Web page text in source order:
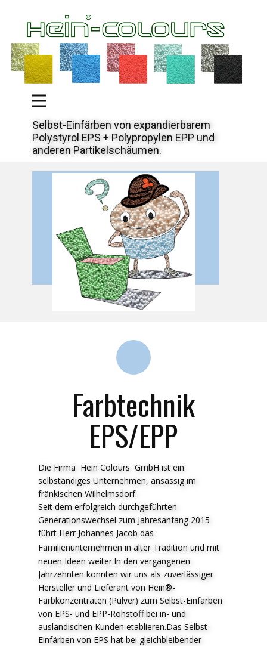
Selbst-Einfärben von expandierbarem
Polystyrol EPS + Polypropylen EPP und
anderen Partikelschäumen.
Farbtechnik
EPS/EPP
Die Firma Hein Colours GmbH ist ein
selbständiges Unternehmen, ansässig im
fränkischen Wilhelmsdorf.
Seit dem erfolgreich durchgeführten
Generationswechsel zum Jahresanfang 2015
führt Herr Johannes Jacob das
Familienunternehmen in alter Tradition und mit
neuen Ideen weiter.In den vergangenen
Jahrzehnten konnten wir uns als zuverlässiger
Hersteller und Lieferant von Hein®-
Farbkonzentraten (Pulver) zum Selbst-Einfärben
von EPS- und EPP-Rohstoff bei in- und
ausländischen Kunden etablieren.Das Selbst-
Einfärben von EPS hat bei gleichbleibender